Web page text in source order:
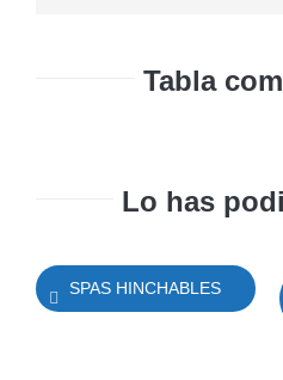
Tabla
Lo has
SPAS HINCHABLES